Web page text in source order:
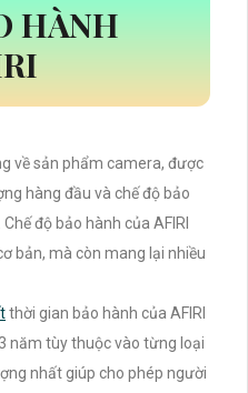
HÀNH
về sản phẩm camera, được
hàng đầu và chế độ bảo
độ bảo hành của AFIRI
bản, mà còn mang lại nhiều
thời gian bảo hành của AFIRI
năm tùy thuộc vào từng loại
nhất giúp cho phép người